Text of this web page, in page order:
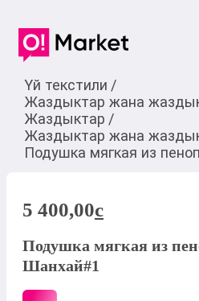
Үй текстили /
Жаздыктар жана
Жаздыктар /
Жаздыктар жана
Подушка мягкая из
5 400,00c
Подушка мягкая из
Шанхай#1